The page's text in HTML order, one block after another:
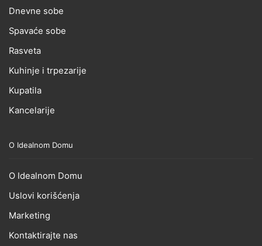
Dnevne sobe
Spavaće sobe
Rasveta
Kuhinje i trpezarije
Kupatila
Kancelarije
O Idealnom Domu
O Idealnom Domu
Uslovi korišćenja
Marketing
Kontaktirajte nas